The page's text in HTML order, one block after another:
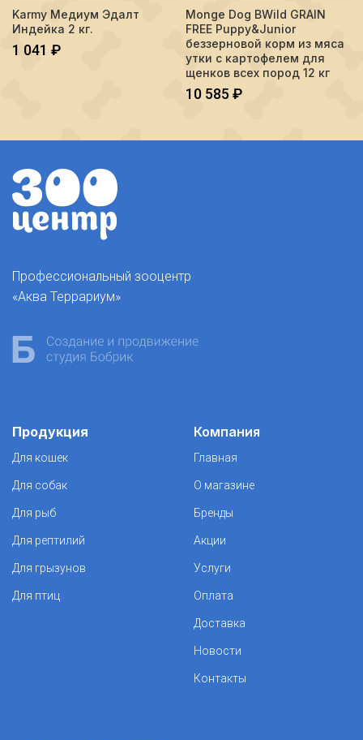
Karmy Медиум Эдалт
Индейка 2 кг.
1 041 ₽
Monge Dog BWild GRAIN
FREE Puppy&Junior
беззерновой корм из мяса
утки с картофелем для
щенков всех пород 12 кг
10 585₽
Профессиональный зооцентр
«Аква Террариум»
Продукция
Для кошек
Для собак
Для рыб
Для рептилий
Для грызунов
Для птиц
Компания
Главная
О магазине
Бренды
Акции
Услуги
Оплата
Доставка
Новости
Контакты